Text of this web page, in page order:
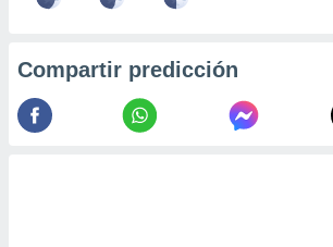
Compartir predicción